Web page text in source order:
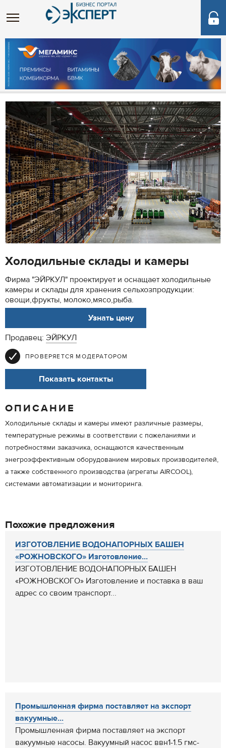
Холодильные склады и камеры
Фирма "ЭЙРКУЛ" проектирует и оснащает холодильные
камеры и склады для хранения сельхозпродукции:
овощи,фрукты, молоко,мясо,рыба.
Узнать цену
Продавец: ЭЙРКУЛ
ПРОВЕРЯЕТСЯ МОДЕРАТОРОМ
Показать контакты
ОПИСАНИЕ
Холодильные склады и камеры имеют различные размеры,
температурные режимы в соответствии с пожеланиями и
потребностями заказчика, оснащаются качественным
энегроэффективным оборудованием мировых производителей,
а также собственного производства (агрегаты AIRCOOL),
системами автоматизации и мониторинга.
Похожие предложения
ИЗГОТОВЛЕНИЕ ВОДОНАПОРНЫХ БАШЕН
«РОЖНОВСКОГО» Изготовление...
ИЗГОТОВЛЕНИЕ ВОДОНАПОРНЫХ БАШЕН
«РОЖНОВСКОГО» Изготовление и поставка в ваш
адрес со своим транспорт...
Промышленная фирма поставляет на экспорт
вакуумные...
Промышленная фирма поставляет на экспорт
вакуумные насосы. Вакуумный насос ввн1-1.5 гмс-